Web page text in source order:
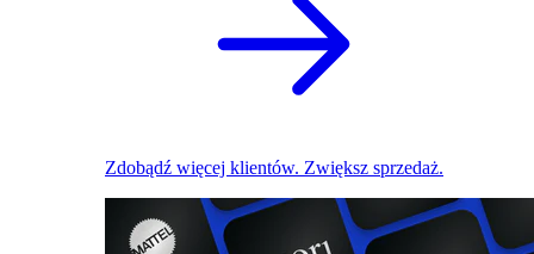
Zdobądź więcej klientów. Zwiększ sprzedaż.